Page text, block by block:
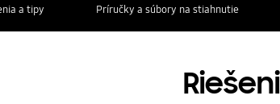
a tipy Príručky a súbory na stiahnutie